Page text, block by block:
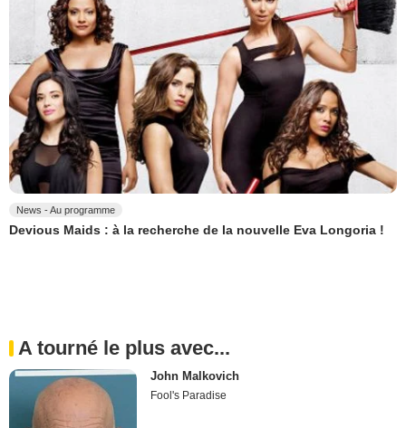
News - Au programme
Devious Maids : à la recherche de la nouvelle Eva Longoria !
A tourné le plus avec...
John Malkovich
Fool's Paradise